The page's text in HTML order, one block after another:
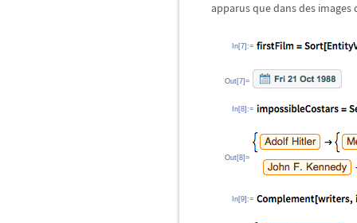
apparus que dans des
In[7]:=
Out[7]=
In[8]:=
Out[8]=
In[9]:=